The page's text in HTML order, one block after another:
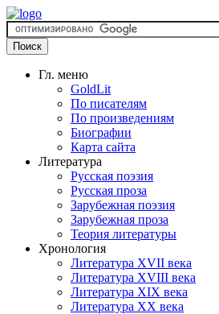
Гл. меню
GoldLit
По писателям
По произведениям
Биографии
Карта сайта
Литература
Русская поэзия
Русская проза
Зарубежная поэзия
Зарубежная проза
Теория литературы
Хронология
Литература XVII века
Литература XVIII века
Литература XIX века
Литература XX века